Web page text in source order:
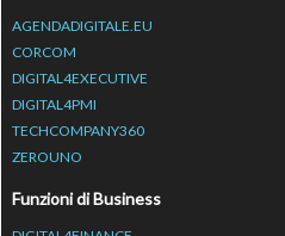
AGENDADIGITALE.EU
CORCOM
DIGITAL4EXECUTIVE
DIGITAL4PMI
TECHCOMPANY360
ZEROUNO
Funzioni di Business